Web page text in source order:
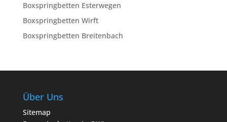
Boxspringbetten Esterwegen
Boxspringbetten Wirft
Boxspringbetten Breitenbach
Über Uns
Sitemap